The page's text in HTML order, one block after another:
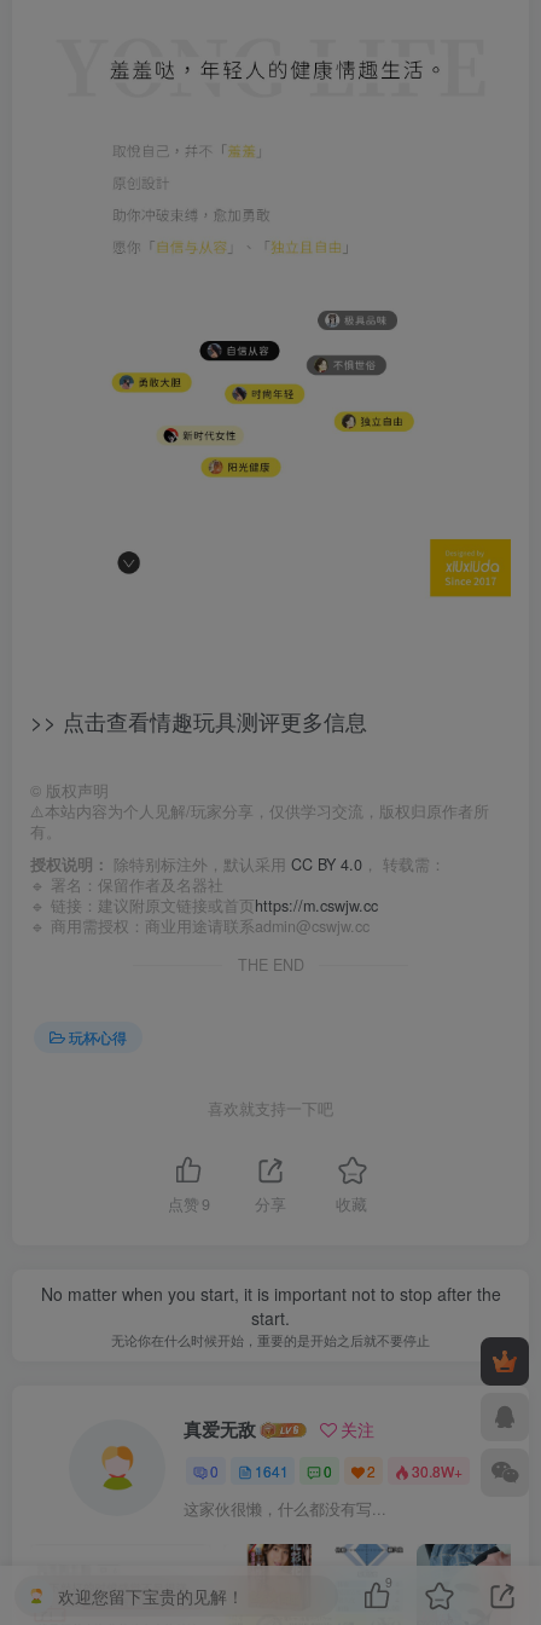
>> 点击查看情趣玩具测评更多信息
© 版权声明
⚠️本站内容为个人见解/玩家分享，仅供学习交流，版权归原作者所
有。
授权说明： 除特别标注外，默认采用 CC BY 4.0 ， 转载需：
🔹 署名：保留作者及 名器社
🔹 链接：建议附原文链接或首页https://m.cswjw.cc
🔹 商用需授权：商业用途请联系admin@cswjw.cc
THE END
玩杯心得
喜欢就支持一下吧
点赞 9 分享 收藏
No matter when you start, it is important not to stop after the
start.
无论你在什么时候开始，重要的是开始之后就不要停止
真爱无敌 关注
0 1641 0 2 30.8W+
这家伙很懒，什么都没有写...
欢迎您留下宝贵的见解！
9